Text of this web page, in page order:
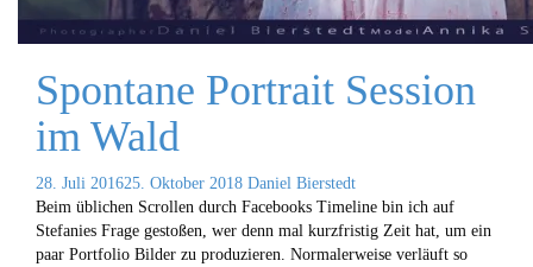
Spontane Portrait Session
im Wald
28. Juli 201625. Oktober 2018 Daniel Bierstedt
Beim üblichen Scrollen durch Facebooks Timeline bin ich auf
Stefanies Frage gestoßen, wer denn mal kurzfristig Zeit hat, um ein
paar Portfolio Bilder zu produzieren. Normalerweise verläuft so